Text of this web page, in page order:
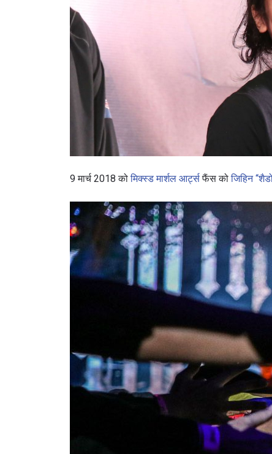
9 मार्च 2018 कोमिक्स्ड मार्शल आर्ट्सफैंस कोजिहिन